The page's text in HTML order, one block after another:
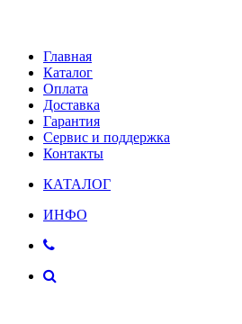
Главная
Каталог
Оплата
Доставка
Гарантия
Сервис и поддержка
Контакты
КАТАЛОГ
ИНФО